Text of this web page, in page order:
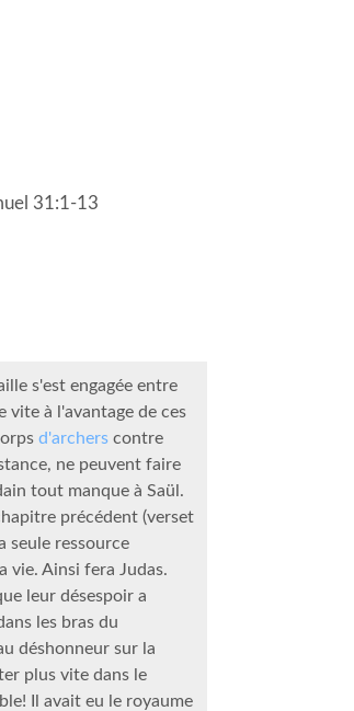
31:1-13
s'est engagée entre
vite à l'avantage de ces
d'archers contre
ne peuvent faire
tout manque à Saül.
précédent (verset
seule ressource
vie. Ainsi fera Judas.
leur désespoir a
les bras du
déshonneur sur la
plus vite dans le
Il avait eu le royaume